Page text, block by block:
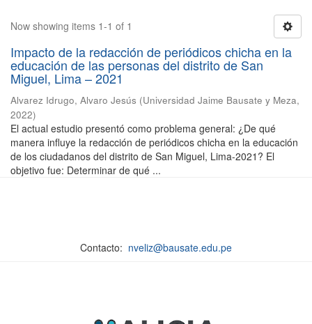
Now showing items 1-1 of 1
Impacto de la redacción de periódicos chicha en la
educación de las personas del distrito de San
Miguel, Lima – 2021
Alvarez Idrugo, Alvaro Jesús (Universidad Jaime Bausate y Meza,
2022)
El actual estudio presentó como problema general: ¿De qué
manera influye la redacción de periódicos chicha en la educación
de los ciudadanos del distrito de San Miguel, Lima-2021? El
objetivo fue: Determinar de qué ...
Contacto: nveliz@bausate.edu.pe